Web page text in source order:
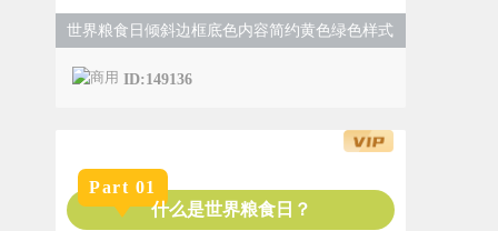
世界粮食日倾斜边框底色内容简约黄色绿色样式
ID:149136
Part 01
什么是世界粮食日？